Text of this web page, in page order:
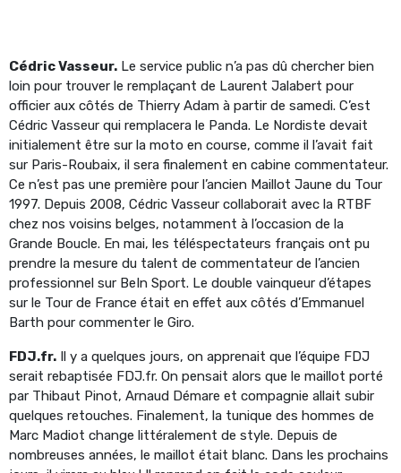
Cédric Vasseur. Le service public n’a pas dû chercher bien
loin pour trouver le remplaçant de Laurent Jalabert pour
officier aux côtés de Thierry Adam à partir de samedi. C’est
Cédric Vasseur qui remplacera le Panda. Le Nordiste devait
initialement être sur la moto en course, comme il l’avait fait
sur Paris-Roubaix, il sera finalement en cabine commentateur.
Ce n’est pas une première pour l’ancien Maillot Jaune du Tour
1997. Depuis 2008, Cédric Vasseur collaborait avec la RTBF
chez nos voisins belges, notamment à l’occasion de la
Grande Boucle. En mai, les téléspectateurs français ont pu
prendre la mesure du talent de commentateur de l’ancien
professionnel sur BeIn Sport. Le double vainqueur d’étapes
sur le Tour de France était en effet aux côtés d’Emmanuel
Barth pour commenter le Giro.
FDJ.fr. Il y a quelques jours, on apprenait que l’équipe FDJ
serait rebaptisée FDJ.fr. On pensait alors que le maillot porté
par Thibaut Pinot, Arnaud Démare et compagnie allait subir
quelques retouches. Finalement, la tunique des hommes de
Marc Madiot change littéralement de style. Depuis de
nombreuses années, le maillot était blanc. Dans les prochains